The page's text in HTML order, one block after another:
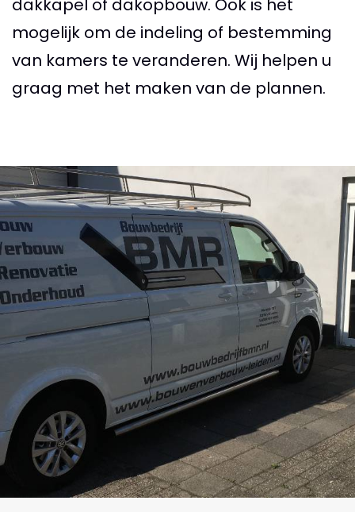
dakkapel of dakopbouw. Ook is het
mogelijk om de indeling of bestemming
van kamers te veranderen. Wij helpen u
graag met het maken van de plannen.